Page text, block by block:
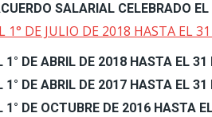
SALARIAL CELEBRADO
1° DE JULIO DE 2018 HASTA EL
1° DE ABRIL DE 2018 HASTA EL
1° DE ABRIL DE 2017 HASTA EL
1° DE OCTUBRE DE 2016 HASTA